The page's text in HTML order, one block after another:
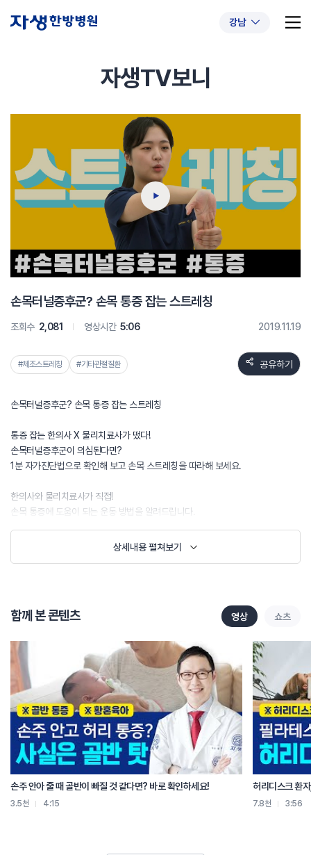
강남
#초음파약침 #척추압박골절
#교통사고후유증 #허리디스크 #목디스크
#추나요법
자생TV보니
손목터널증후군? 손목 통증 잡는 스트레칭
조회수 2,081 영상시간 5:06 2019.11.19
#체조스트레칭 #기타관절질환 공유하기
손목터널증후군? 손목 통증 잡는 스트레칭
통증 잡는 한의사 X 물리치료사가 떴다!
손목터널증후군이 의심된다면?
1분 자가진단법으로 확인해 보고 손목 스트레칭을 따라해 보세요.
한의사와 물리치료사가 직접!
손목 통증에 도움이 되는 운동 방법을 알려드립니다.
상세내용 펼쳐보기
함께 본 콘텐츠 영상 쇼츠
손주 안아 줄 때 골반이 빠질 것 같다면? 바로 확인하세요!
3.5천 4:15
허리디스크 환
7.8천 3:56